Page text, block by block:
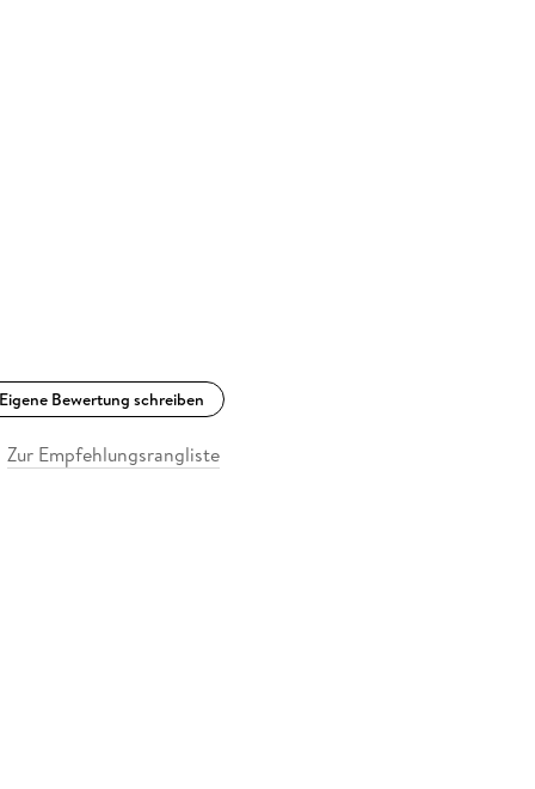
Eigene Bewertung schreiben
Zur Empfehlungsrangliste